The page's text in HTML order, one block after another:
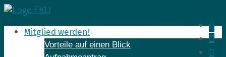
Skip
to
contentMitglied werden!
Vorteile auf einen Blick